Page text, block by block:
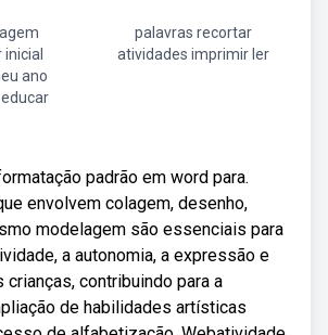
ano
palavras recortar
atividades imprimir ler
padrão em word para.
envolvem colagem, desenho,
modelagem são essenciais para
a autonomia, a expressão e
contribuindo para a
de habilidades artísticas